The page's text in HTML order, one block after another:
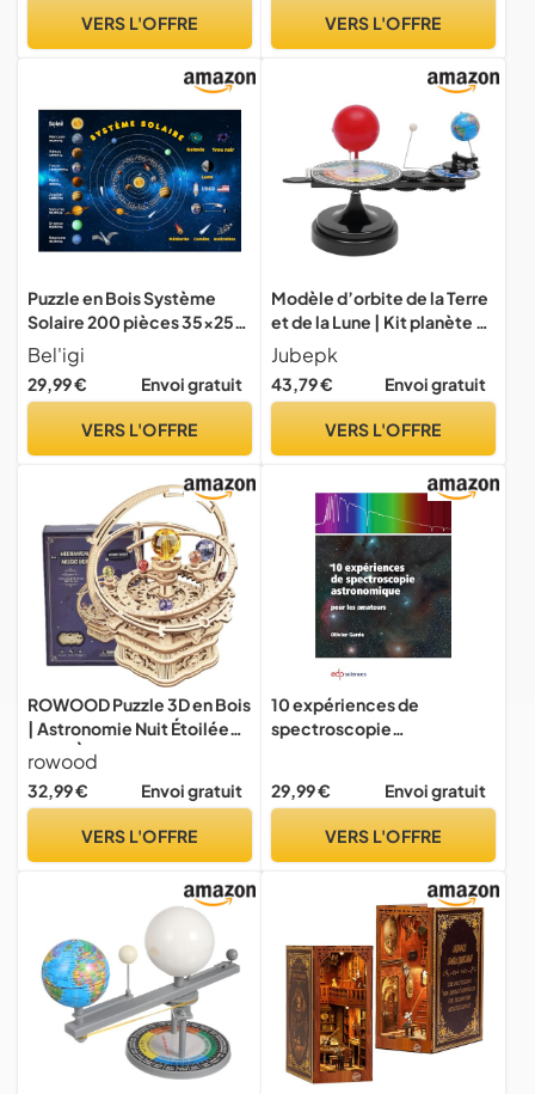
Débutants, Jouets de
VERS L'OFFRE
Cadeaux Uniques,
VERS L'OFFRE
Puzzle en Bois Système
Solaire 200 pièces 35x25
cm Educatif Astronomie
Planètes Espace Cosmos
Adultes Enfants 6 7 8 9 10
Bel'igi
29,99 € Envoi gratuit
VERS L'OFFRE
Modèle d’orbite de la Terre
et de la Lune | Kit planète du
système Solaire | Modèle
d'enseignement de
l'astronomie | Kit de
modèles spatiaux éducatifs
Jubepk
43,79 € Envoi gratuit
VERS L'OFFRE
ROWOOD Puzzle 3D en Bois
| Astronomie Nuit Étoilée
Boîte À Musique |
Mécanique Entraînement
par Engrenage | Bricolage
Construire pour Adultes
rowood
32,99 € Envoi gratuit
VERS L'OFFRE
10 expériences de
spectroscopie
29,99 € Envoi gratuit
VERS L'OFFRE